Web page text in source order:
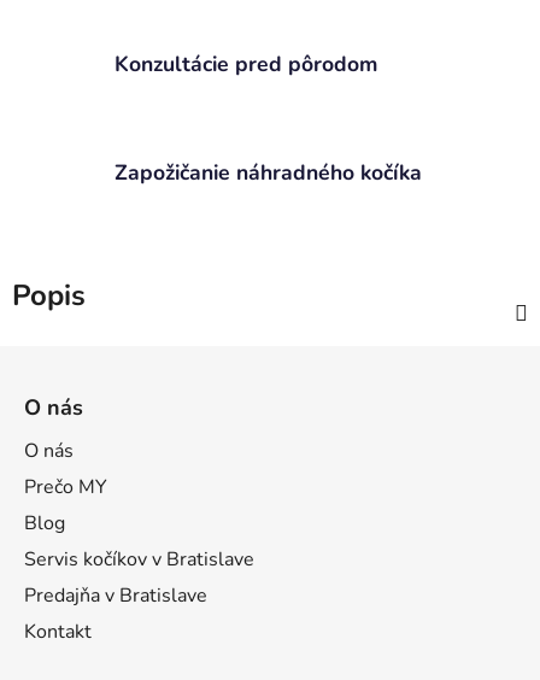
Konzultácie pred pôrodom
Zapožičanie náhradného kočíka
Popis
O nás
O nás
Prečo MY
Blog
Servis kočíkov v Bratislave
Predajňa v Bratislave
Kontakt